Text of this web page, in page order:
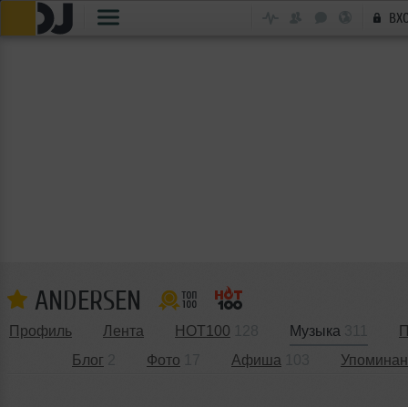
ANDERSEN
Профиль Лента HOT100 Музыка
Блог
Фото Афиша